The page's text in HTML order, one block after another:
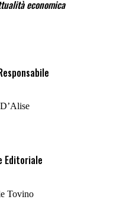
economica
Editoriale
Tovino